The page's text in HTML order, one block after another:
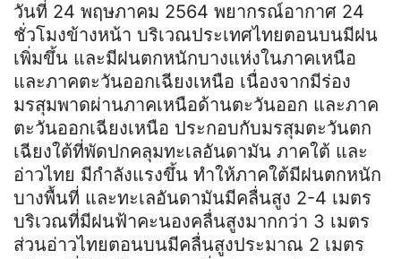
วันที่ 24 พฤษภาคม 2564 พยากรณ์อากาศ 24
ชั่วโมงข้างหน้า บริเวณประเทศไทยตอนบนมีฝน
เพิ่มขึ้น และมีฝนตกหนักบางแห่งในภาคเหนือ
และภาคตะวันออกเฉียงเหนือ เนื่องจากมีร่อง
มรสุมพาดผ่านภาคเหนือด้านตะวันออก และภาค
ตะวันออกเฉียงเหนือ ประกอบกับมรสุมตะวันตก
เฉียงใต้ที่พัดปกคลุมทะเลอันดามัน ภาคใต้ และ
อ่าวไทย มีกำลังแรงขึ้น ทำให้ภาคใต้มีฝนตกหนัก
บางพื้นที่ และทะเลอันดามันมีคลื่นสูง 2-4 เมตร
บริเวณที่มีฝนฟ้าคะนองคลื่นสูงมากกว่า 3 เมตร
ส่วนอ่าวไทยตอนบนมีคลื่นสูงประมาณ 2 เมตร